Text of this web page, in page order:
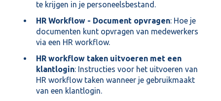
te krijgen in je personeelsbestand.
HR Workflow - Document opvragen: Hoe je
documenten kunt opvragen van medewerkers
via een HR workflow.
HR workflow taken uitvoeren met een
klantlogin: Instructies voor het uitvoeren van
HR workflow taken wanneer je gebruikmaakt
van een klantlogin.